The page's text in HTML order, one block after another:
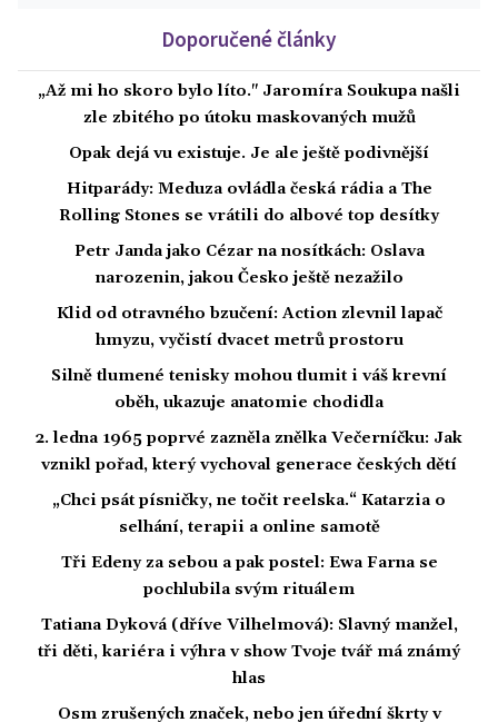
Doporučené články
„Až mi ho skoro bylo líto." Jaromíra Soukupa našli
zle zbitého po útoku maskovaných mužů
Opak dejá vu existuje. Je ale ještě podivnější
Hitparády: Meduza ovládla česká rádia a The
Rolling Stones se vrátili do albové top desítky
Petr Janda jako Cézar na nosítkách: Oslava
narozenin, jakou Česko ještě nezažilo
Klid od otravného bzučení: Action zlevnil lapač
hmyzu, vyčistí dvacet metrů prostoru
Silně tlumené tenisky mohou tlumit i váš krevní
oběh, ukazuje anatomie chodidla
2. ledna 1965 poprvé zazněla znělka Večerníčku: Jak
vznikl pořad, který vychoval generace českých dětí
„Chci psát písničky, ne točit reelska.“ Katarzia o
selhání, terapii a online samotě
Tři Edeny za sebou a pak postel: Ewa Farna se
pochlubila svým rituálem
Tatiana Dyková (dříve Vilhelmová): Slavný manžel,
tři děti, kariéra i výhra v show Tvoje tvář má známý
hlas
Osm zrušených značek, nebo jen úřední škrty v